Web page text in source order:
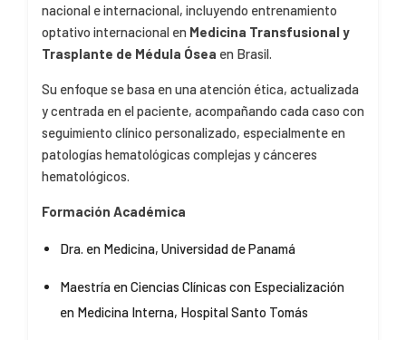
nacional e internacional, incluyendo entrenamiento
optativo internacional en Medicina Transfusional y
Trasplante de Médula Ósea en Brasil.
Su enfoque se basa en una atención ética, actualizada
y centrada en el paciente, acompañando cada caso con
seguimiento clínico personalizado, especialmente en
patologías hematológicas complejas y cánceres
hematológicos.
Formación Académica
Dra. en Medicina, Universidad de Panamá
Maestría en Ciencias Clínicas con Especialización
en Medicina Interna, Hospital Santo Tomás